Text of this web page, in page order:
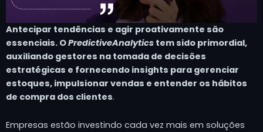
Antecipar tendências e agir proativamente são
essenciais. OPredictiveAnalytics tem sido primordial,
auxiliando gestores na tomada de decisões
estratégicas e fornecendo insights para gerenciar
estoques, impulsionar vendas e entender os hábitos
de compra dos clientes.
Empresas estão investindo cada vez mais em soluções